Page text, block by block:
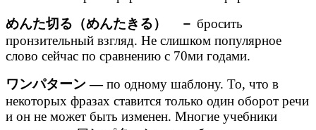
めんた切る（めんたきる） － бросить
пронзительный взгляд. Не слишком популярное
слово сейчас по сравнению с 70ми годами.
ワンパターン —по одному шаблону. То, что в
некоторых фразах ставится только один оборот речи
и он не может быть изменен. Многие учебники